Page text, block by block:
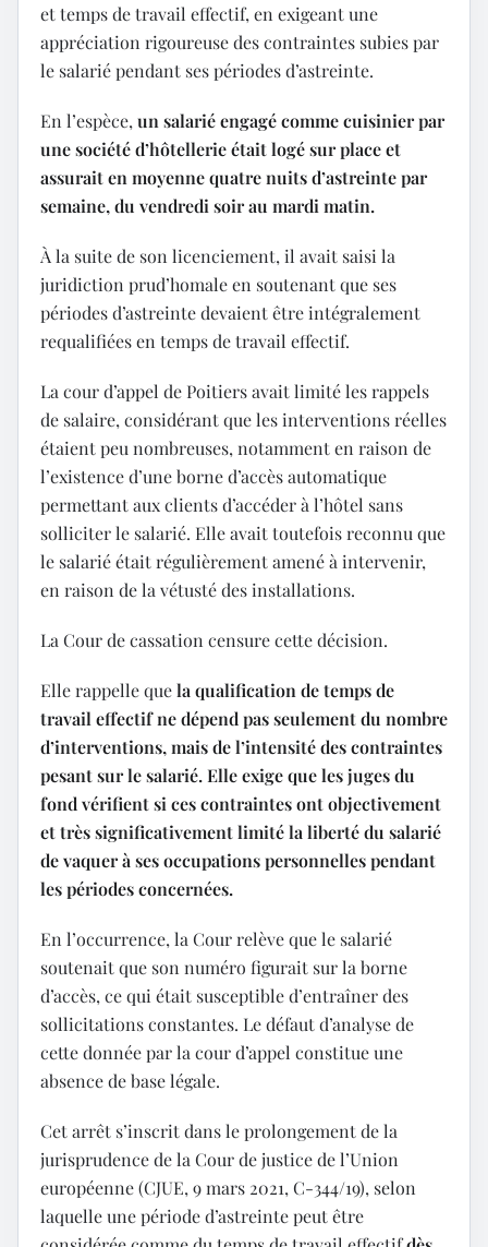
et temps de travail effectif, en exigeant une
appréciation rigoureuse des contraintes subies par
le salarié pendant ses périodes d’astreinte.
En l’espèce, un salarié engagé comme cuisinier par
une société d’hôtellerie était logé sur place et
assurait en moyenne quatre nuits d’astreinte par
semaine, du vendredi soir au mardi matin.
À la suite de son licenciement, il avait saisi la
juridiction prud’homale en soutenant que ses
périodes d’astreinte devaient être intégralement
requalifiées en temps de travail effectif.
La cour d’appel de Poitiers avait limité les rappels
de salaire, considérant que les interventions réelles
étaient peu nombreuses, notamment en raison de
l’existence d’une borne d’accès automatique
permettant aux clients d’accéder à l’hôtel sans
solliciter le salarié. Elle avait toutefois reconnu que
le salarié était régulièrement amené à intervenir,
en raison de la vétusté des installations.
La Cour de cassation censure cette décision.
Elle rappelle quela qualification de temps de
travail effectif ne dépend pas seulement du nombre
d’interventions, mais de l’intensité des contraintes
pesant sur le salarié. Elle exige que les juges du
fond vérifient si ces contraintes ont objectivement
et très significativement limité la liberté du salarié
de vaquer à ses occupations personnelles pendant
les périodes concernées.
En l’occurrence, la Cour relève que le salarié
soutenait que son numéro figurait sur la borne
d’accès, ce qui était susceptible d’entraîner des
sollicitations constantes. Le défaut d’analyse de
cette donnée par la cour d’appel constitue une
absence de base légale.
Cet arrêt s’inscrit dans le prolongement de la
jurisprudence de la Cour de justice de l’Union
européenne (CJUE, 9 mars 2021, C-344/19), selon
laquelle une période d’astreinte peut être